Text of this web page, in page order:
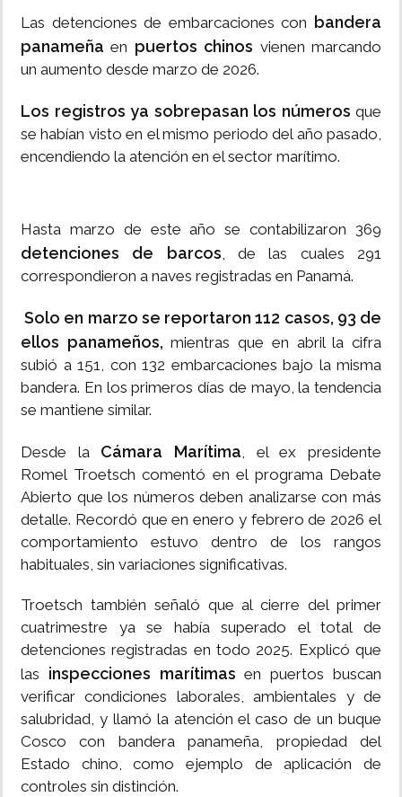
Las detenciones de embarcaciones con bandera
panameña en puertos chinos vienen marcando
un aumento desde marzo de 2026.
Los registros ya sobrepasan los números que
se habían visto en el mismo periodo del año pasado,
encendiendo la atención en el sector marítimo.
Hasta marzo de este año se contabilizaron 369
detenciones de barcos, de las cuales 291
correspondieron a naves registradas en Panamá.
Solo en marzo se reportaron 112 casos, 93 de
ellos panameños, mientras que en abril la cifra
subió a 151, con 132 embarcaciones bajo la misma
bandera. En los primeros días de mayo, la tendencia
se mantiene similar.
Desde la Cámara Marítima, el ex presidente
Romel Troetsch comentó en el programa Debate
Abierto que los números deben analizarse con más
detalle. Recordó que en enero y febrero de 2026 el
comportamiento estuvo dentro de los rangos
habituales, sin variaciones significativas.
Troetsch también señaló que al cierre del primer
cuatrimestre ya se había superado el total de
detenciones registradas en todo 2025. Explicó que
las inspecciones marítimas en puertos buscan
verificar condiciones laborales, ambientales y de
salubridad, y llamó la atención el caso de un buque
Cosco con bandera panameña, propiedad del
Estado chino, como ejemplo de aplicación de
controles sin distinción.